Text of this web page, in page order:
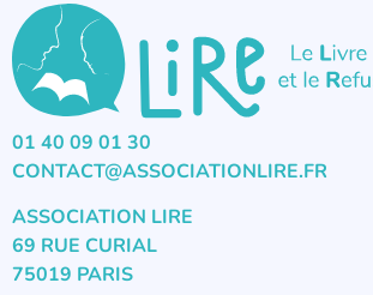
01 40 09 01 30
CONTACT@ASSOCIATIONLIRE.FR
ASSOCIATION LIRE
69 RUE CURIAL
75019 PARIS